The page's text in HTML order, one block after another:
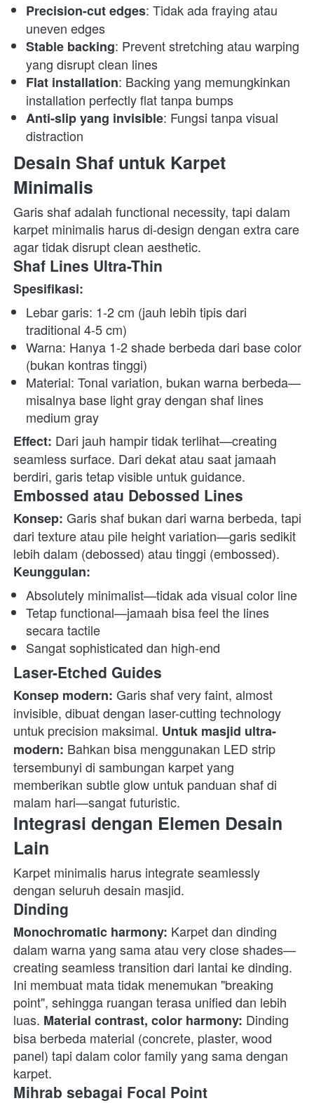
Precision-cut edges: Tidak ada fraying atau
uneven edges
Stable backing: Prevent stretching atau warping
yang disrupt clean lines
Flat installation: Backing yang memungkinkan
installation perfectly flat tanpa bumps
Anti-slip yang invisible: Fungsi tanpa visual
distraction
Desain Shaf untuk Karpet
Minimalis
Garis shaf adalah functional necessity, tapi dalam
karpet minimalis harus di-design dengan extra care
agar tidak disrupt clean aesthetic.
Shaf Lines Ultra-Thin
Spesifikasi:
Lebar garis: 1-2 cm (jauh lebih tipis dari
traditional 4-5 cm)
Warna: Hanya 1-2 shade berbeda dari base color
(bukan kontras tinggi)
Material: Tonal variation, bukan warna berbeda—
misalnya base light gray dengan shaf lines
medium gray
Effect: Dari jauh hampir tidak terlihat—creating
seamless surface. Dari dekat atau saat jamaah
berdiri, garis tetap visible untuk guidance.
Embossed atau Debossed Lines
Konsep: Garis shaf bukan dari warna berbeda, tapi
dari texture atau pile height variation—garis sedikit
Keunggulan:
Absolutely minimalist—tidak ada visual color line
Tetap functional—jamaah bisa feel the lines
secara tactile
Sangat sophisticated dan high-end
Laser-Etched Guides
Konsep modern: Garis shaf very faint, almost
invisible, dibuat dengan laser-cutting technology
untuk precision maksimal. Untuk masjid ultra-
modern: Bahkan bisa menggunakan LED strip
tersembunyi di sambungan karpet yang
memberikan subtle glow untuk panduan shaf di
malam hari—sangat futuristic.
Integrasi dengan Elemen Desain
Lain
Karpet minimalis harus integrate seamlessly
dengan seluruh desain masjid.
Dinding
Monochromatic harmony: Karpet dan dinding
dalam warna yang sama atau very close shades—
creating seamless transition dari lantai ke dinding.
Ini membuat mata tidak menemukan "breaking
point", sehingga ruangan terasa unified dan lebih
luas. Material contrast, color harmony: Dinding
bisa berbeda material (concrete, plaster, wood
panel) tapi dalam color family yang sama dengan
karpet.
Mihrab sebagai Focal Point